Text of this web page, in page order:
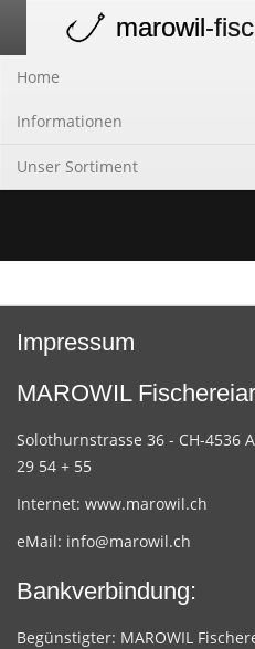
navigation
marowil-
Home
Informationen
Unser Sortiment
Impressum
MAROWIL
Solothurnstrasse 36 - CH-4536
29 54 + 55
Internet: www.marowil.ch
eMail: info@marowil.ch
Bankverbindung:
Begünstigter: MAROWIL